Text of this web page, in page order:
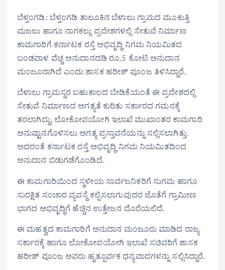
ಬೆಳ್ತಂಗಡಿ: ಬೆಳ್ತಂಗಡಿ ತಾಲೂಕಿನ ಬೆಳಾಲು ಗ್ರಾಮದ ಮೂಕುತ್ತಿ
ಮಜಲು ಹಾಗೂ ನಾಗಕಲ್ಲು ಪ್ರದೇಶಗಳಲ್ಲಿ ಸೇತುವೆ ನಿರ್ಮಾಣ
ಕಾಮಗಾರಿಗೆ ಕರ್ನಾಟಕ ರಸ್ತೆ ಅಭಿವೃದ್ಧಿ ನಿಗಮ ನಿಯಮಿತದ
ಬಂಡವಾಳ ವೆಚ್ಚ ಅನುದಾನದಡಿ ರೂ.5 ಕೋಟಿ ಅನುದಾನ
ಮಂಜೂರಾಗಿದೆ ಎಂದು ಶಾಸಕ ಹರೀಶ್ ಪೂಂಜ ತಿಳಿಸಿದ್ದಾರೆ.
ಬೆಳಾಲು ಗ್ರಾಮಸ್ಥರ ಬಹುಕಾಲದ ಬೇಡಿಕೆಯಂತೆ ಈ ಪ್ರದೇಶದಲ್ಲಿ
ಸೇತುವೆ ನಿರ್ಮಾಣದ ಅಗತ್ಯತೆ ಕುರಿತು ಸರ್ಕಾರದ ಗಮನಕ್ಕೆ
ತರಲಾಗಿದ್ದು, ಲೋಕೋಪಯೋಗಿ ಇಲಾಖೆ ಮುಖಾಂತರ ಕಾಮಗಾರಿ
ಅನುಷ್ಟಾನಗೊಳಿಸಲು ಅಗತ್ಯ ಪ್ರಸ್ತಾವನೆಯನ್ನು ಸಲ್ಲಿಸಲಾಗಿತ್ತು.
ಅದರಂತೆ ಕರ್ನಾಟಕ ರಸ್ತೆ ಅಭಿವೃದ್ಧಿ ನಿಗಮ ನಿಯಮಿತದಿಂದ
ಅನುದಾನ ಬಿಡುಗಡೆಗೊಂಡಿದೆ.
ಈ ಕಾಮಗಾರಿಯಿಂದ ಸ್ಥಳೀಯ ಸಾರ್ವಜನಿಕರಿಗೆ ಸುಗಮ ಹಾಗೂ
ಸುರಕ್ಷಿತ ಸಂಚಾರ ವ್ಯವಸ್ಥೆ ಕಲ್ಪಿಸಲಾಗುವುದರ ಜೊತೆಗೆ ಗ್ರಾಮೀಣ
ಭಾಗದ ಅಭಿವೃದ್ಧಿಗೆ ಹೆಚ್ಚಿನ ಉತ್ತೇಜನ ದೊರೆಯಲಿದೆ.
ಈ ಮಹತ್ವದ ಕಾಮಗಾರಿಗೆ ಅನುದಾನ ಮಂಜೂರು ಮಾಡಿದ ರಾಜ್ಯ
ಸರ್ಕಾರಕ್ಕೆ ಹಾಗೂ ಲೋಕೋಪಯೋಗಿ ಇಲಾಖೆ ಸಚಿವರಿಗೆ ಶಾಸಕ
ಹರೀಶ್ ಪೂಂಜ ಅವರು ಹೃತ್ಪೂರ್ವಕ ಧನ್ಯವಾದಗಳನ್ನು ಸಲ್ಲಿಸಿದ್ದಾರೆ.